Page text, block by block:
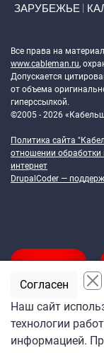
ЗАРУБЕЖЬЕ
Все права на
www.cableman.ru,
Допускается
от объема
гиперссылкой.
©2005 - 2026
Политика сайта
отношении обработки
интернет
DrupalCoder —
Подпишитесь
Наш сайт
технологии
информацией.
Согласен